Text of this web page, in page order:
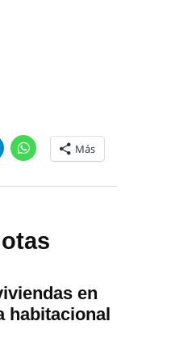
Más
en
habitacional